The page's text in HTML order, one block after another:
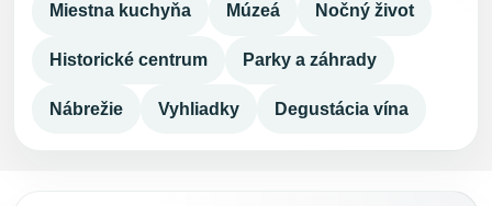
Miestna kuchyňa Múzeá Nočný život
Historické centrum Parky a záhrady
Nábrežie Vyhliadky Degustácia vína